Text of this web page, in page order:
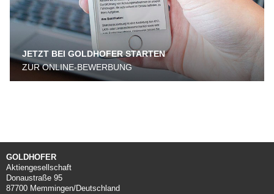
JETZT BEI GOLDHOFER STARTEN
ZUR ONLINE-BEWERBUNG
GOLDHOFER
Aktiengesellschaft
Donaustraße 95
87700 Memmingen/Deutschland